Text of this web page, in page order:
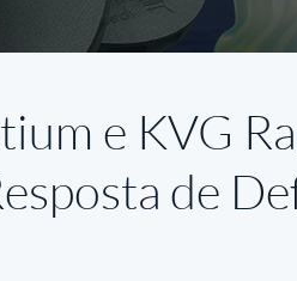
e KVG
de